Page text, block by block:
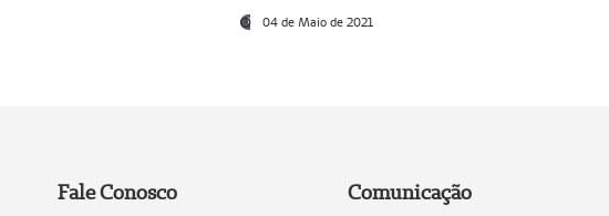
04 de Maio de 2021
Fale Conosco Comunicação